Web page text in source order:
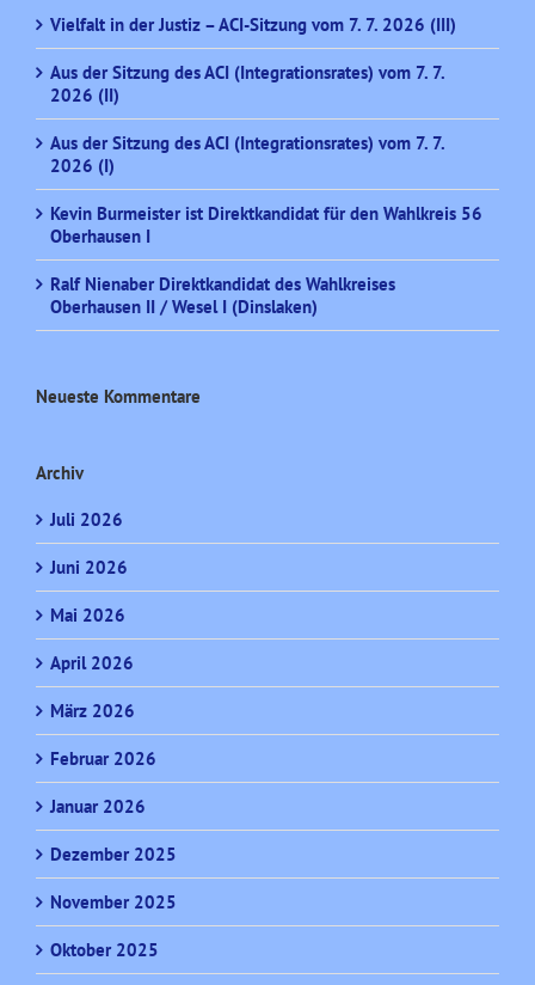
Vielfalt in der Justiz – ACI-Sitzung vom 7. 7. 2026 (III)
Aus der Sitzung des ACI (Integrationsrates) vom 7. 7.
2026 (II)
Aus der Sitzung des ACI (Integrationsrates) vom 7. 7.
2026 (I)
Kevin Burmeister ist Direktkandidat für den Wahlkreis 56
Oberhausen I
Ralf Nienaber Direktkandidat des Wahlkreises
Oberhausen II / Wesel I (Dinslaken)
Neueste Kommentare
Archiv
Juli 2026
Juni 2026
Mai 2026
April 2026
März 2026
Februar 2026
Januar 2026
Dezember 2025
November 2025
Oktober 2025